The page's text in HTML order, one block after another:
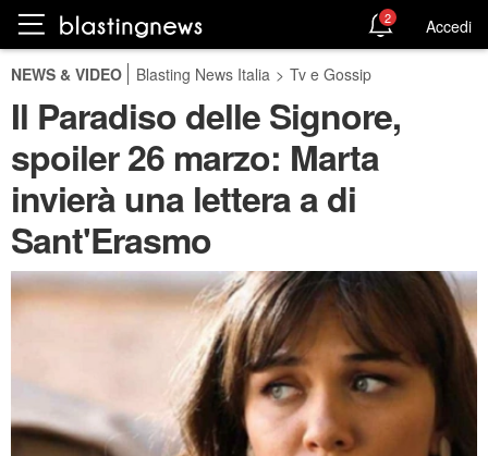
2 Accedi
NEWS & VIDEO Blasting News Italia > Tv e Gossip
Il Paradiso delle Signore,
spoiler 26 marzo: Marta
invierà una lettera a di
Sant'Erasmo